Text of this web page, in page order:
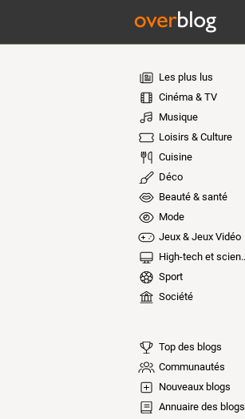
Les plus lus
Cinéma & TV
Musique
Loisirs & Culture
Cuisine
Déco
Beauté & santé
Mode
Jeux & Jeux Vidéo
High-tech et sciences
Sport
Société
Top des blogs
Communautés
Nouveaux blogs
Annuaire des blogs